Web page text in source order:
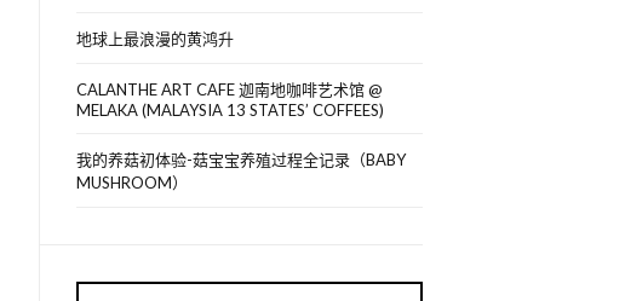
地球上最浪漫的黄鸿升
CALANTHE ART CAFE 迦南地咖啡艺术馆 @
MELAKA (MALAYSIA 13 STATES’ COFFEES)
我的养菇初体验-菇宝宝养殖过程全记录（BABY
MUSHROOM）